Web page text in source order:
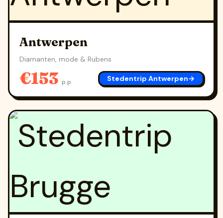
Antwerpen
Diamanten, mode & Rubens
€153 p.p. Stedentrip Antwerpen→